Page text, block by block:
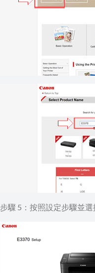
步驟 5：按照設定步驟並